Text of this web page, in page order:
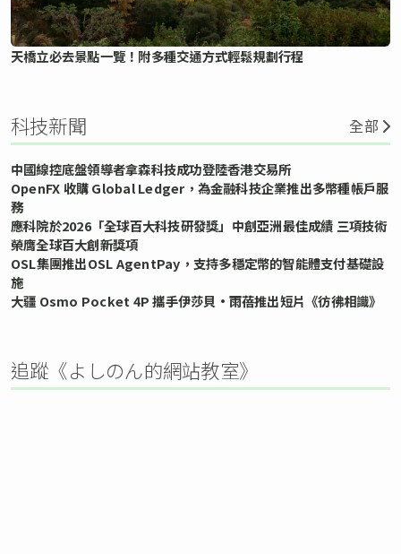
天橋立必去景點一覽！附多種交通方式輕鬆規劃行程
科技新聞 全部
中國線控底盤領導者拿森科技成功登陸香港交易所
OpenFX 收購 Global Ledger，為金融科技企業推出多幣種帳戶服
務
應科院於2026「全球百大科技研發獎」中創亞洲最佳成績 三項技術
榮膺全球百大創新獎項
OSL集團推出OSL AgentPay，支持多穩定幣的智能體支付基礎設
施
大疆 Osmo Pocket 4P 攜手伊莎貝•雨蓓推出短片《彷彿相識》
追蹤《よしのん的網站教室》